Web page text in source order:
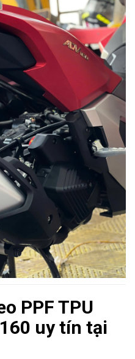
PPF TPU
uy tín tại